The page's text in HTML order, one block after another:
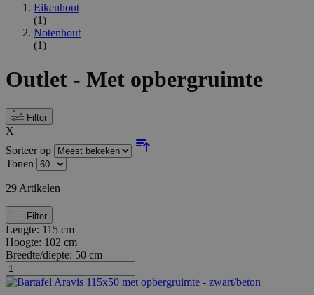
Eikenhout
(1)
Notenhout
(1)
Outlet - Met opbergruimte
Filter
X
Sorteer op
Tonen
29 Artikelen
Filter
Lengte: 115 cm
Hoogte: 102 cm
Breedte/diepte: 50 cm